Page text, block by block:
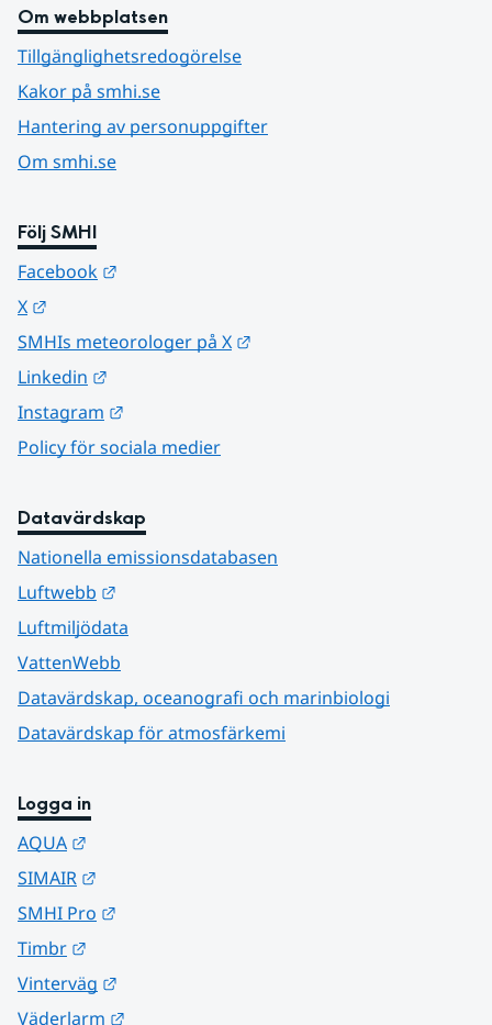
Om webbplatsen
Tillgänglighetsredogörelse
Kakor på smhi.se
Hantering av personuppgifter
Om smhi.se
Följ SMHI
Facebook
X
SMHIs meteorologer på X
Linkedin
Instagram
Policy för sociala medier
Datavärdskap
Nationella emissionsdatabasen
Luftwebb
Luftmiljödata
VattenWebb
Datavärdskap, oceanografi och marinbiologi
Datavärdskap för atmosfärkemi
Logga in
AQUA
SIMAIR
SMHI Pro
Timbr
Vinterväg
Väderlarm